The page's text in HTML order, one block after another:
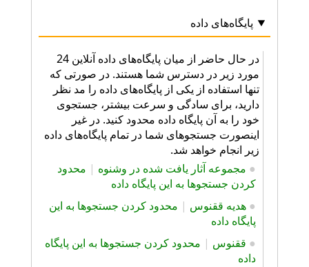
پایگاه‌های داده
در حال حاضر از میان پایگاه‌های داده آنلاین 24
مورد زیر در دسترس شما هستند. در صورتی که
تنها استفاده از یکی از پایگاه‌های داده را مد نظر
دارید، برای سادگی و سرعت بیشتر، جستجوی
خود را به آن پایگاه داده محدود کنید. در غیر
اینصورت جستجوهای شما در تمام پایگاه‌های داده
زیر انجام خواهد شد.
● مجموعه آثار یافت شده در وشنوه | محدود
کردن جستجوها به این پایگاه داده
● هديه ققنوس | محدود کردن جستجوها به این
پایگاه داده
● ققنوس | محدود کردن جستجوها به این پایگاه
داده